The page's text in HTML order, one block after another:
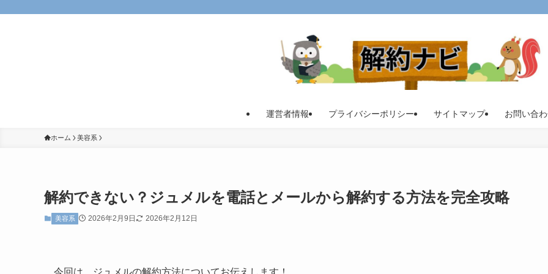
運営者情報 プライバシーポリシー サイトマップ お問い合
ホーム 美容系
解約できない？ジュメルを電話とメールから解約する方法を完全攻略
美容系 2026年2月9日 2026年2月12日
今回は、ジュメルの解約方法についてお伝えします！